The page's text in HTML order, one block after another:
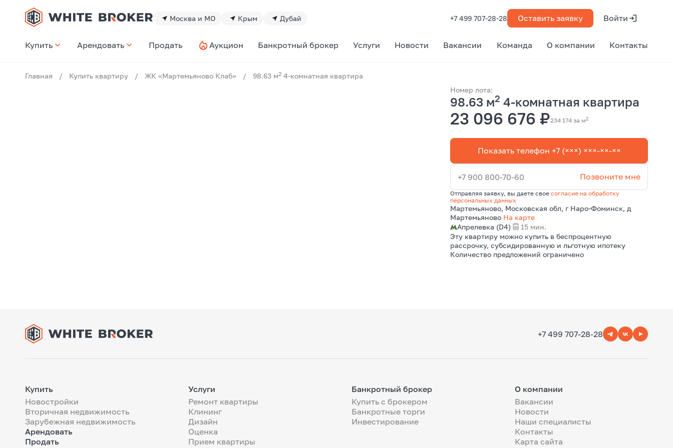
Москва и МО Крым Дубай +7 499 707-28-28 Оставить заявку Войти
Купить Арендовать Продать Аукцион Банкротный брокер Услуги Новости Вакансии Команда О компании Контакты
Главная / Купить квартиру / ЖК «Мартемьяново Клаб» / 98.63 м2 4-комнатная квартира
Номер лота:
98.63 м2 4-комнатная квартира
23 096 676 ₽234 174 за м2
Показать телефон +7 (×××) ×××-××-××
+7 900 800-70-60 Позвоните мне
Отправляя заявку, вы даете своесогласие на обработку
персональных данных
Мартемьяново, Московская обл, г Наро-Фоминск, д
Мартемьяново На карте
Апрелевка (D4)
15 мин.
Эту квартиру можно купить в беспроцентную
рассрочку, субсидированную и льготную ипотеку
Количество предложений ограничено
+7 499 707-28-28
Купить
Новостройки
Вторичная недвижимость
Зарубежная недвижимость
Арендовать
Продать
Услуги
Ремонт квартиры
Клининг
Дизайн
Оценка
Прием квартиры
Банкротный брокер
Купить с брокером
Банкротные торги
Инвестирование
О компании
Вакансии
Новости
Наши специалисты
Контакты
Карта сайта